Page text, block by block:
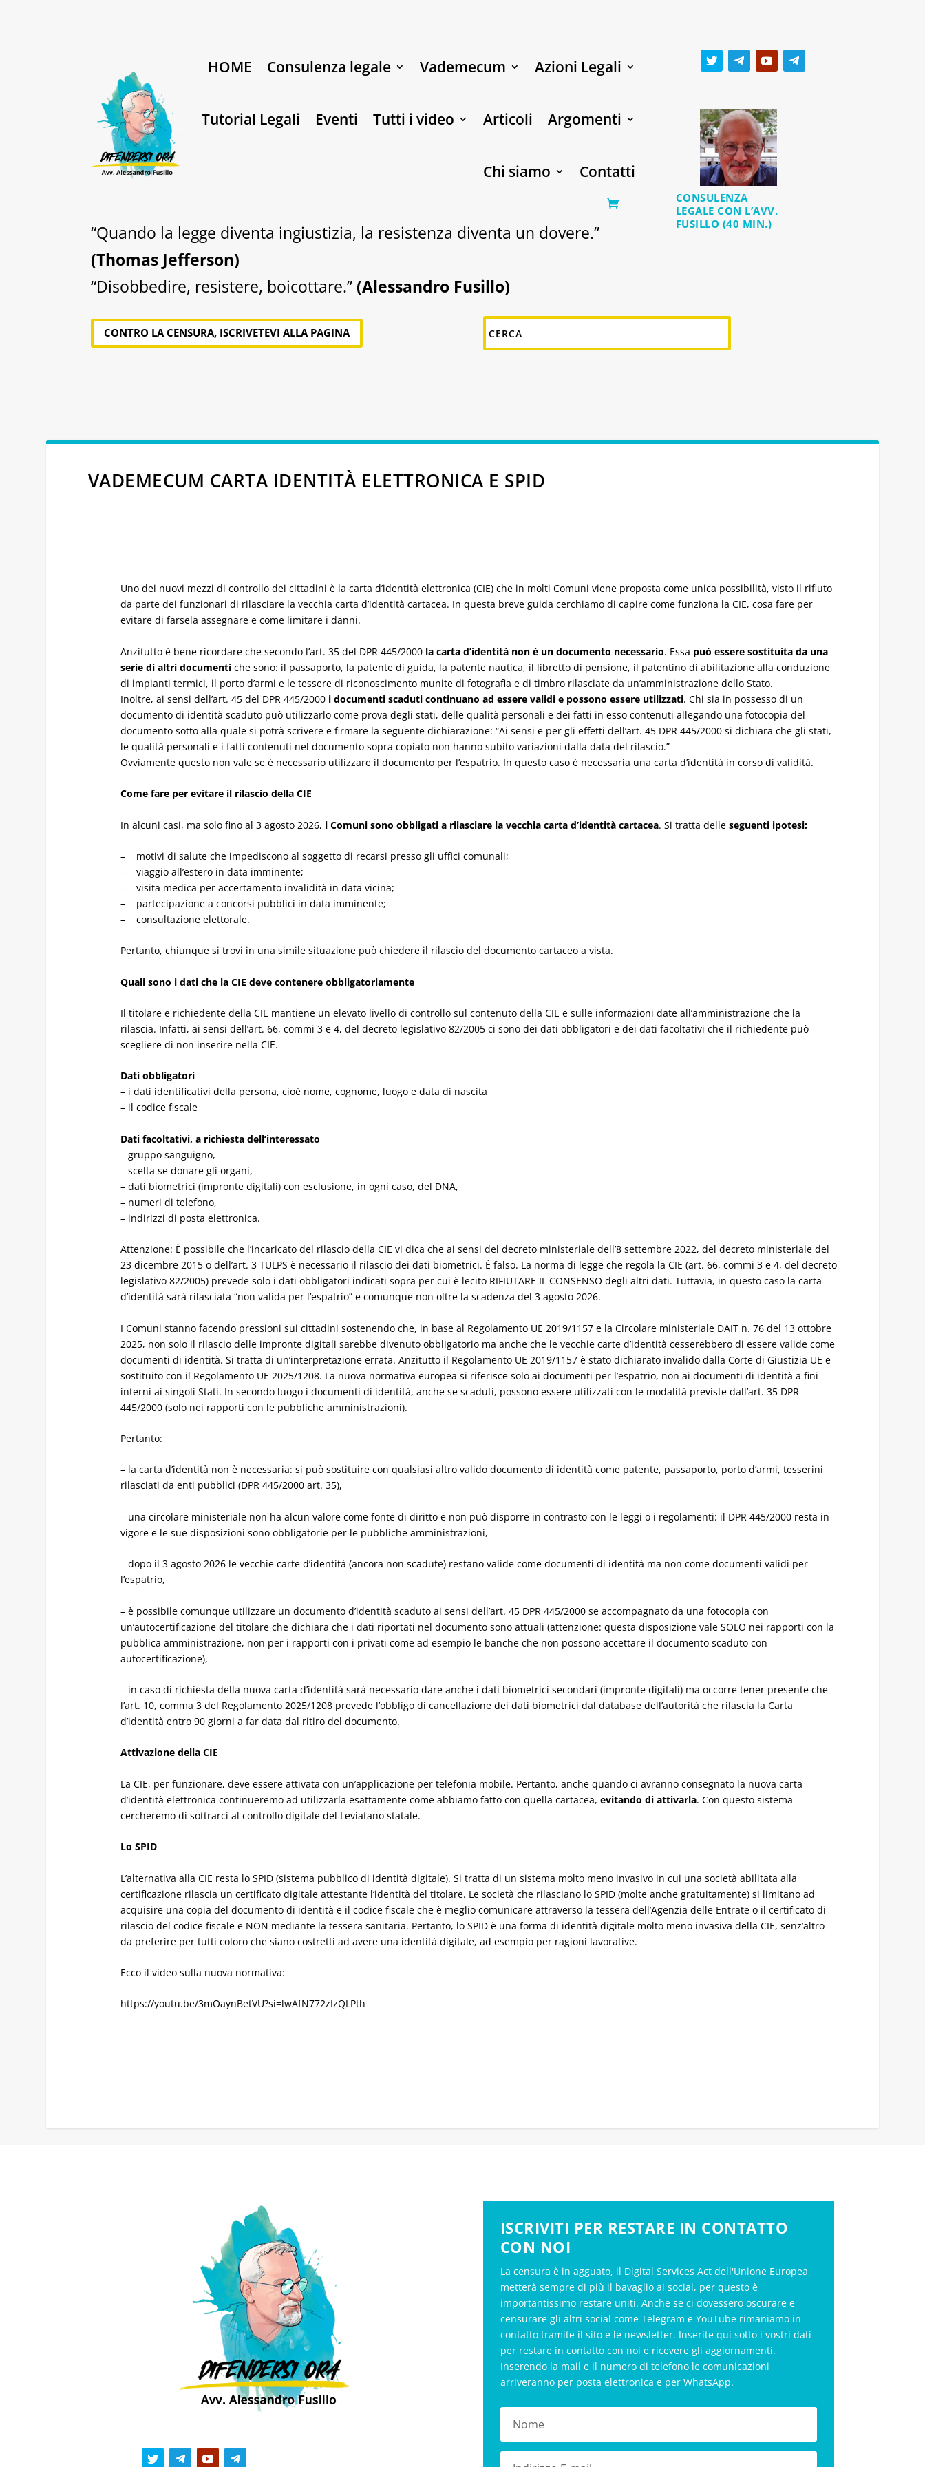
HOME Consulenza legale Vademecum Azioni Legali
Tutorial Legali Eventi Tutti i video Articoli Argomenti
Chi siamo Contatti
“Quando la legge diventa ingiustizia, la resistenza diventa un dovere.”
(Thomas Jefferson)
“Disobbedire, resistere, boicottare.” (Alessandro Fusillo)
CONSULENZA
LEGALE CON L’AVV.
FUSILLO (40 MIN.)
CONTRO LA CENSURA, ISCRIVETEVI ALLA PAGINA
VADEMECUM CARTA IDENTITÀ ELETTRONICA E SPID
Uno dei nuovi mezzi di controllo dei cittadini è la carta d’identità elettronica (CIE) che in molti Comuni viene proposta come unica possibilità, visto il rifiuto
da parte dei funzionari di rilasciare la vecchia carta d’identità cartacea. In questa breve guida cerchiamo di capire come funziona la CIE, cosa fare per
evitare di farsela assegnare e come limitare i danni.
Anzitutto è bene ricordare che secondo l’art. 35 del DPR 445/2000 la carta d’identità non è un documento necessario. Essa può essere sostituita da una
serie di altri documenti che sono: il passaporto, la patente di guida, la patente nautica, il libretto di pensione, il patentino di abilitazione alla conduzione
di impianti termici, il porto d’armi e le tessere di riconoscimento munite di fotografia e di timbro rilasciate da un’amministrazione dello Stato.
Inoltre, ai sensi dell’art. 45 del DPR 445/2000 i documenti scaduti continuano ad essere validi e possono essere utilizzati. Chi sia in possesso di un
documento di identità scaduto può utilizzarlo come prova degli stati, delle qualità personali e dei fatti in esso contenuti allegando una fotocopia del
documento sotto alla quale si potrà scrivere e firmare la seguente dichiarazione: “Ai sensi e per gli effetti dell’art. 45 DPR 445/2000 si dichiara che gli stati,
le qualità personali e i fatti contenuti nel documento sopra copiato non hanno subito variazioni dalla data del rilascio.”
Ovviamente questo non vale se è necessario utilizzare il documento per l’espatrio. In questo caso è necessaria una carta d’identità in corso di validità.
Come fare per evitare il rilascio della CIE
In alcuni casi, ma solo fino al 3 agosto 2026, i Comuni sono obbligati a rilasciare la vecchia carta d’identità cartacea. Si tratta delleseguenti ipotesi:
– motivi di salute che impediscono al soggetto di recarsi presso gli uffici comunali;
– viaggio all’estero in data imminente;
– visita medica per accertamento invalidità in data vicina;
– partecipazione a concorsi pubblici in data imminente;
– consultazione elettorale.
Pertanto, chiunque si trovi in una simile situazione può chiedere il rilascio del documento cartaceo a vista.
Quali sono i dati che la CIE deve contenere obbligatoriamente
Il titolare e richiedente della CIE mantiene un elevato livello di controllo sul contenuto della CIE e sulle informazioni date all’amministrazione che la
rilascia. Infatti, ai sensi dell’art. 66, commi 3 e 4, del decreto legislativo 82/2005 ci sono dei dati obbligatori e dei dati facoltativi che il richiedente può
scegliere di non inserire nella CIE.
Dati obbligatori
– i dati identificativi della persona, cioè nome, cognome, luogo e data di nascita
– il codice fiscale
Dati facoltativi, a richiesta dell’interessato
– gruppo sanguigno,
– scelta se donare gli organi,
– dati biometrici (impronte digitali) con esclusione, in ogni caso, del DNA,
– numeri di telefono,
– indirizzi di posta elettronica.
Attenzione: È possibile che l’incaricato del rilascio della CIE vi dica che ai sensi del decreto ministeriale dell’8 settembre 2022, del decreto ministeriale del
23 dicembre 2015 o dell’art. 3 TULPS è necessario il rilascio dei dati biometrici. È falso. La norma di legge che regola la CIE (art. 66, commi 3 e 4, del decreto
legislativo 82/2005) prevede solo i dati obbligatori indicati sopra per cui è lecito RIFIUTARE IL CONSENSO degli altri dati. Tuttavia, in questo caso la carta
d’identità sarà rilasciata “non valida per l’espatrio” e comunque non oltre la scadenza del 3 agosto 2026.
I Comuni stanno facendo pressioni sui cittadini sostenendo che, in base al Regolamento UE 2019/1157 e la Circolare ministeriale DAIT n. 76 del 13 ottobre
2025, non solo il rilascio delle impronte digitali sarebbe divenuto obbligatorio ma anche che le vecchie carte d’identità cesserebbero di essere valide come
documenti di identità. Si tratta di un’interpretazione errata. Anzitutto il Regolamento UE 2019/1157 è stato dichiarato invalido dalla Corte di Giustizia UE e
sostituito con il Regolamento UE 2025/1208. La nuova normativa europea si riferisce solo ai documenti per l’espatrio, non ai documenti di identità a fini
interni ai singoli Stati. In secondo luogo i documenti di identità, anche se scaduti, possono essere utilizzati con le modalità previste dall’art. 35 DPR
445/2000 (solo nei rapporti con le pubbliche amministrazioni).
Pertanto:
– la carta d’identità non è necessaria: si può sostituire con qualsiasi altro valido documento di identità come patente, passaporto, porto d’armi, tesserini
rilasciati da enti pubblici (DPR 445/2000 art. 35),
– una circolare ministeriale non ha alcun valore come fonte di diritto e non può disporre in contrasto con le leggi o i regolamenti: il DPR 445/2000 resta in
vigore e le sue disposizioni sono obbligatorie per le pubbliche amministrazioni,
– dopo il 3 agosto 2026 le vecchie carte d’identità (ancora non scadute) restano valide come documenti di identità ma non come documenti validi per
l’espatrio,
– è possibile comunque utilizzare un documento d’identità scaduto ai sensi dell’art. 45 DPR 445/2000 se accompagnato da una fotocopia con
un’autocertificazione del titolare che dichiara che i dati riportati nel documento sono attuali (attenzione: questa disposizione vale SOLO nei rapporti con la
pubblica amministrazione, non per i rapporti con i privati come ad esempio le banche che non possono accettare il documento scaduto con
autocertificazione),
– in caso di richiesta della nuova carta d’identità sarà necessario dare anche i dati biometrici secondari (impronte digitali) ma occorre tener presente che
l’art. 10, comma 3 del Regolamento 2025/1208 prevede l’obbligo di cancellazione dei dati biometrici dal database dell’autorità che rilascia la Carta
d’identità entro 90 giorni a far data dal ritiro del documento.
Attivazione della CIE
La CIE, per funzionare, deve essere attivata con un’applicazione per telefonia mobile. Pertanto, anche quando ci avranno consegnato la nuova carta
d’identità elettronica continueremo ad utilizzarla esattamente come abbiamo fatto con quella cartacea,evitando di attivarla. Con questo sistema
cercheremo di sottrarci al controllo digitale del Leviatano statale.
Lo SPID
L’alternativa alla CIE resta lo SPID (sistema pubblico di identità digitale). Si tratta di un sistema molto meno invasivo in cui una società abilitata alla
certificazione rilascia un certificato digitale attestante l’identità del titolare. Le società che rilasciano lo SPID (molte anche gratuitamente) si limitano ad
acquisire una copia del documento di identità e il codice fiscale che è meglio comunicare attraverso la tessera dell’Agenzia delle Entrate o il certificato di
rilascio del codice fiscale e NON mediante la tessera sanitaria. Pertanto, lo SPID è una forma di identità digitale molto meno invasiva della CIE, senz’altro
da preferire per tutti coloro che siano costretti ad avere una identità digitale, ad esempio per ragioni lavorative.
Ecco il video sulla nuova normativa:
https://youtu.be/3mOaynBetVU?si=lwAfN772zIzQLPth
ISCRIVITI PER RESTARE IN CONTATTO
CON NOI
La censura è in agguato, il Digital Services Act dell'Unione Europea
metterà sempre di più il bavaglio ai social, per questo è
importantissimo restare uniti. Anche se ci dovessero oscurare e
censurare gli altri social come Telegram e YouTube rimaniamo in
contatto tramite il sito e le newsletter. Inserite qui sotto i vostri dati
per restare in contatto con noi e ricevere gli aggiornamenti.
Inserendo la mail e il numero di telefono le comunicazioni
arriveranno per posta elettronica e per WhatsApp.